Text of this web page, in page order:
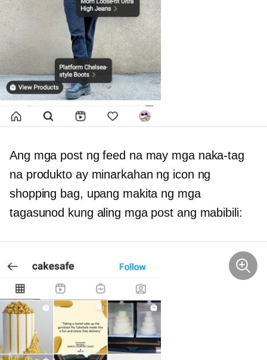
Ang mga post ng feed na may mga naka-tag
na produkto ay minarkahan ng icon ng
shopping bag, upang makita ng mga
tagasunod kung aling mga post ang mabibili: